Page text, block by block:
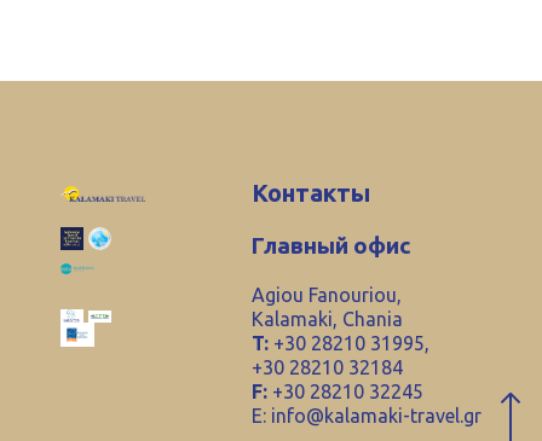
Контакты
Главный офис
Agiou Fanouriou,
Kalamaki, Chania
T: +30 28210 31995,
+30 28210 32184
F: +30 28210 32245
E: info@kalamaki-travel.gr